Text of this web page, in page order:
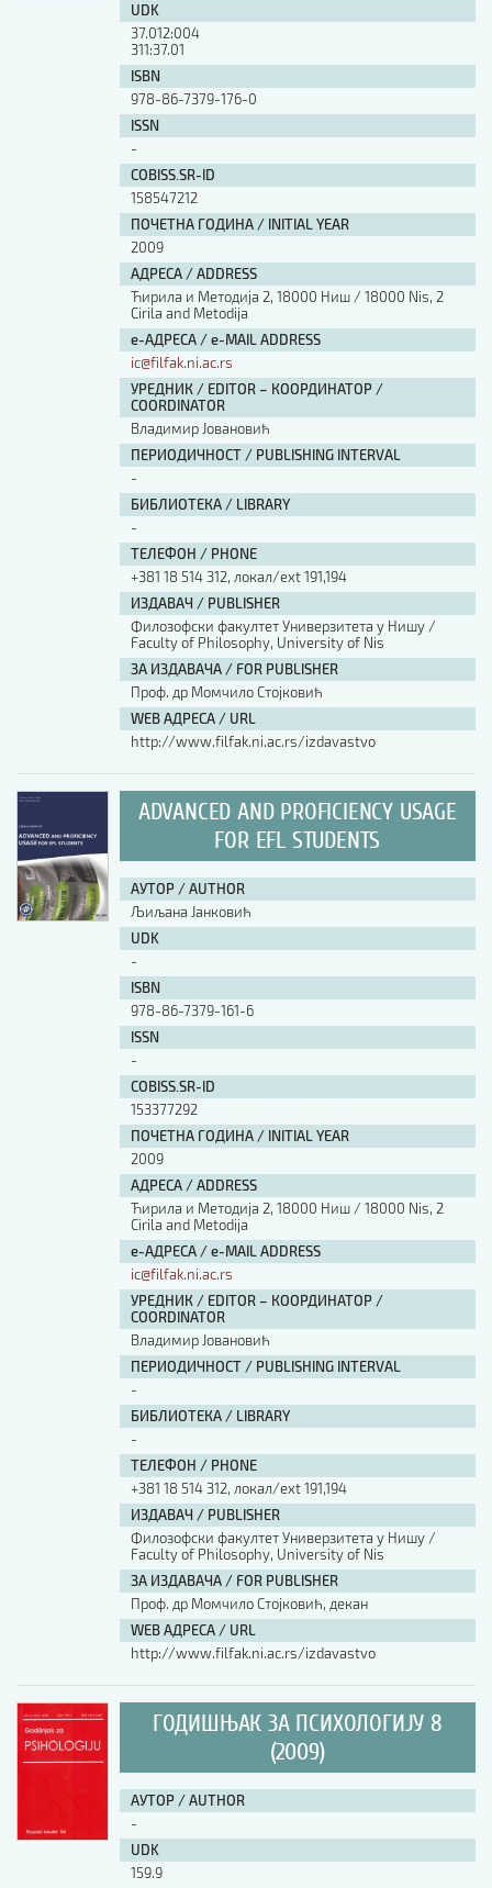
UDK
37.012:004
311:37.01
ISBN
978-86-7379-176-0
ISSN
-
COBISS.SR-ID
158547212
ПОЧЕТНА ГОДИНА / INITIAL YEAR
2009
АДРЕСА / ADDRESS
Ћирила и Методија 2, 18000 Ниш / 18000 Nis, 2
Cirila and Metodija
е-АДРЕСА / e-MAIL ADDRESS
ic@filfak.ni.ac.rs
УРЕДНИК / EDITOR – КООРДИНАТОР /
COORDINATOR
Владимир Јовановић
ПЕРИОДИЧНОСТ / PUBLISHING INTERVAL
-
БИБЛИОТЕКА / LIBRARY
-
ТЕЛЕФОН / PHONE
+381 18 514 312, локал/ext 191,194
ИЗДАВАЧ / PUBLISHER
Филозофски факултет Универзитета у Нишу /
Faculty of Philosophy, University of Nis
ЗА ИЗДАВАЧА / FOR PUBLISHER
Проф. др Момчило Стојковић
WEB АДРЕСА / URL
http://www.filfak.ni.ac.rs/izdavastvo
ADVANCED AND PROFICIENCY USAGE
FOR EFL STUDENTS
АУТОР / AUTHOR
Љиљана Јанковић
UDK
-
ISBN
978-86-7379-161-6
ISSN
-
COBISS.SR-ID
153377292
ПОЧЕТНА ГОДИНА / INITIAL YEAR
2009
АДРЕСА / ADDRESS
Ћирила и Методија 2, 18000 Ниш / 18000 Nis, 2
Cirila and Metodija
е-АДРЕСА / e-MAIL ADDRESS
ic@filfak.ni.ac.rs
УРЕДНИК / EDITOR – КООРДИНАТОР /
COORDINATOR
Владимир Јовановић
ПЕРИОДИЧНОСТ / PUBLISHING INTERVAL
-
БИБЛИОТЕКА / LIBRARY
-
ТЕЛЕФОН / PHONE
+381 18 514 312, локал/ext 191,194
ИЗДАВАЧ / PUBLISHER
Филозофски факултет Универзитета у Нишу /
Faculty of Philosophy, University of Nis
ЗА ИЗДАВАЧА / FOR PUBLISHER
Проф. др Момчило Стојковић, декан
WEB АДРЕСА / URL
http://www.filfak.ni.ac.rs/izdavastvo
ГОДИШЊАК ЗА ПСИХОЛОГИЈУ 8
(2009)
АУТОР / AUTHOR
-
UDK
159.9